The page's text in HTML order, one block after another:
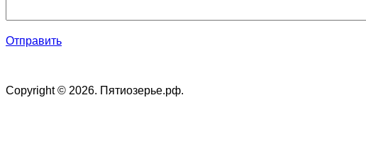
Отправить
Copyright © 2026. Пятиозерье.рф.